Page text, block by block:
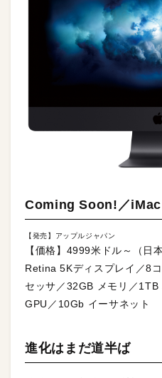
Coming Soon!／
【発売】アップルジャパン
【価格】4999米ドル～（日
Retina 5Kディスプレイ／8
セッサ／32GB メモリ／
GPU／10Gb イーサネット
進化はまだ道半ば